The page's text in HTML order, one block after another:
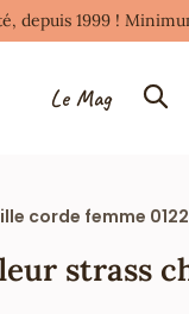
depuis 1999 !
Le Mag
corde femme
strass